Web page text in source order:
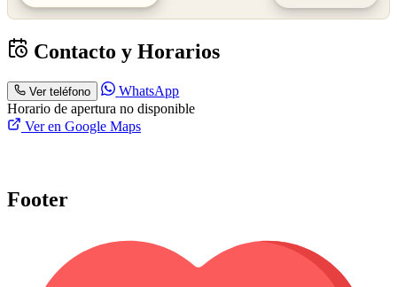
Contacto y Horarios
Ver teléfono
WhatsApp
Horario de apertura no disponible
Ver en Google Maps
Footer